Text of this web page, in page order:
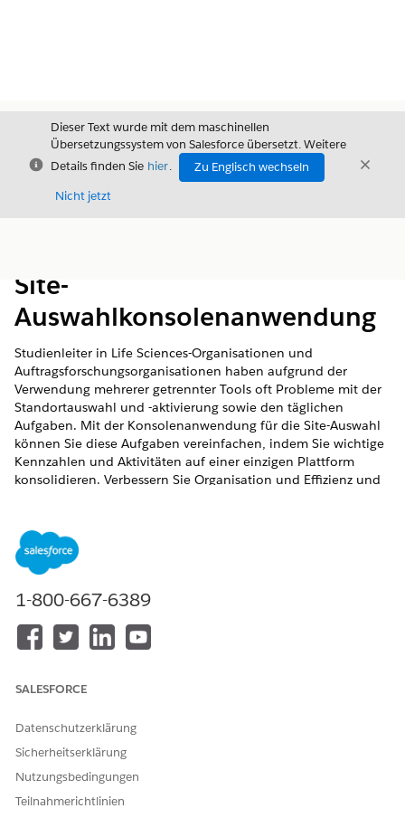
Schließen
Dieser Text wurde mit dem maschinellen
Übersetzungssystem von Salesforce übersetzt. Weitere
Details finden Sie hier.
Zu Englisch wechseln
Nicht jetzt
Site-
Auswahlkonsolenanwendung
Studienleiter in Life Sciences-Organisationen und
Auftragsforschungsorganisationen haben aufgrund der
Verwendung mehrerer getrennter Tools oft Probleme mit der
Standortauswahl und -aktivierung sowie den täglichen
Aufgaben. Mit der Konsolenanwendung für die Site-Auswahl
können Sie diese Aufgaben vereinfachen, indem Sie wichtige
Kennzahlen und Aktivitäten auf einer einzigen Plattform
konsolidieren. Verbessern Sie Organisation und Effizienz und
Verfügbarkeit: Lightning Experience
Verfügbarkeit:Enterprise
Standardmäßig enthält die Konsolenanwendung für die Site-
Forschungsstudien
Versorgungsprogramm-Sites
Gesundheitsanbieter
Gesundheitseinrichtungen
Bewertungen
1-800-667-6389
SALESFORCE
Datenschutzerklärung
Sicherheitserklärung
Nutzungsbedingungen
Teilnahmerichtlinien